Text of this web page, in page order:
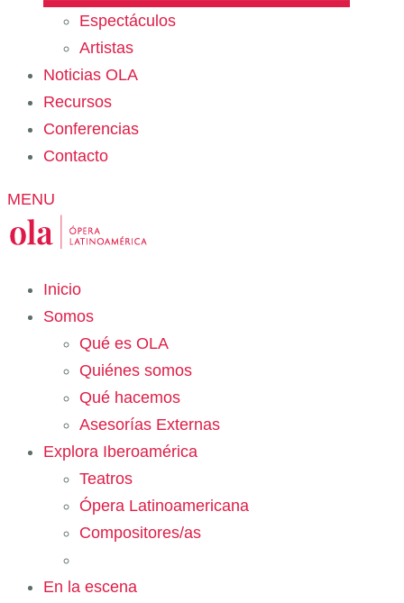
Espectáculos
Artistas
Noticias OLA
Recursos
Conferencias
Contacto
MENU
Inicio
Somos
Qué es OLA
Quiénes somos
Qué hacemos
Asesorías Externas
Explora Iberoamérica
Teatros
Ópera Latinoamericana
Compositores/as
En la escena